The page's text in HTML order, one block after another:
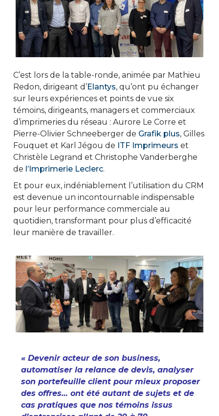
C’est lors de la table-ronde, animée par Mathieu
Redon, dirigeant d’Elantys, qu’ont pu échanger
sur leurs expériences et points de vue six
témoins, dirigeants, managers et commerciaux
d’imprimeries du réseau : Aurore Le Corre et
Pierre-Olivier Schneeberger de Grafik plus, Gilles
Fouquet et Karl Jégou de ITF Imprimeurs et
Christèle Legrand et Christophe Vanderberghe
de l’Imprimerie Leclerc.
Et pour eux, indéniablement l’utilisation du CRM
est devenue un incontournable indispensable
pour leur performance commerciale au
quotidien, transformant pour plus d’efficacité
leur manière de travailler.
« Devenir acteur de son business,
automatiser la relance de devis, analyser
son portefeuille client pour mieux proposer
des offres… ont été autant de sujets et de
cas pratiques que nos témoins issus